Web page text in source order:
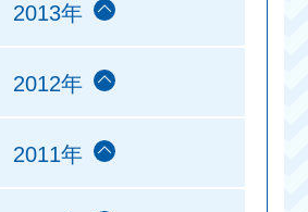
2013年
2012年
2011年